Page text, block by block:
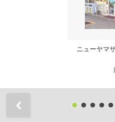
ニューヤマ